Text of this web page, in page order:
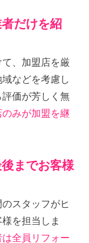
だけを紹
、加盟店を厳
などを考慮し
価が芳しく無
みが加盟を継
までお客様
スタッフがヒ
を担当しま
全員リフォー